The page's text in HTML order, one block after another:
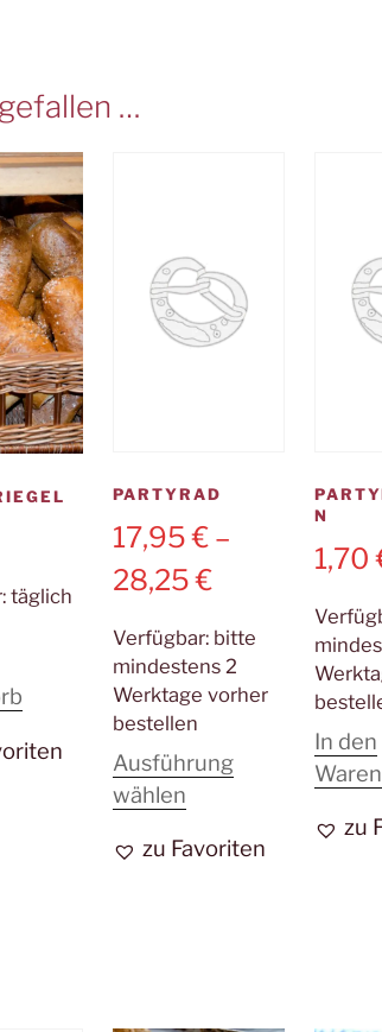
…
täglich
PARTYRAD
17,95€–
28,25€
Verfügbar: bitte
mindestens 2
Werktage vorher
bestellen
Ausführung
wählenDieses
weist
zu Favoriten
N
1,70
In den
zu